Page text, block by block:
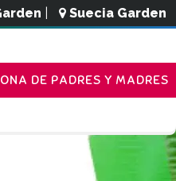
Suecia Garden
DE PADRES Y MADRES